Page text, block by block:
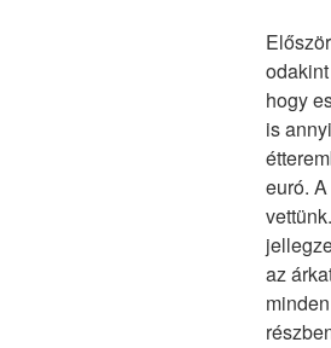
hogy
is
euró.
az